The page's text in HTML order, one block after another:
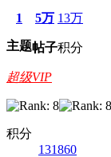
1
主题
5万
帖子
13万
积分
超级VIP
积分
131860